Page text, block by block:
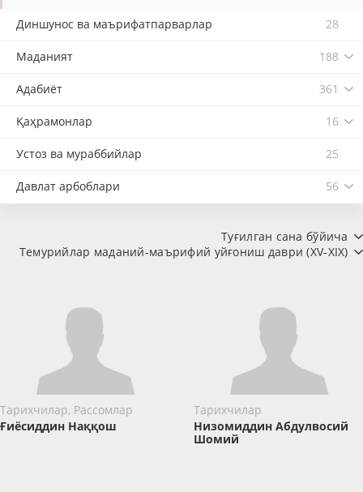
Диншунос ва маърифатпарварлар 28
Маданият 188
Адабиёт 361
Қаҳрамонлар 16
Устоз ва мураббийлар 25
Давлат арбоблари 56
Туғилган сана бўйича
Темурийлар маданий-маърифий уйғониш даври (XV-XIX)
Тарихчилар, Рассомлар
Ғиёсиддин Наққош
Тарихчилар
Низомиддин Абдулвосий
Шомий